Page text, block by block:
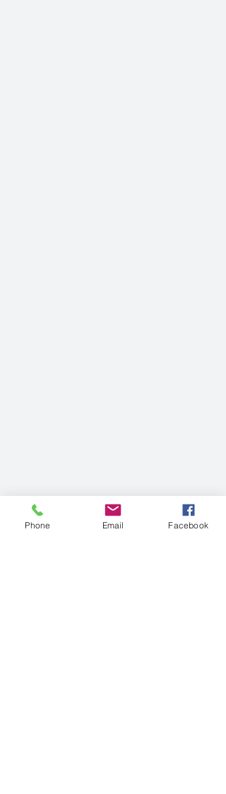
Phone Email Facebook